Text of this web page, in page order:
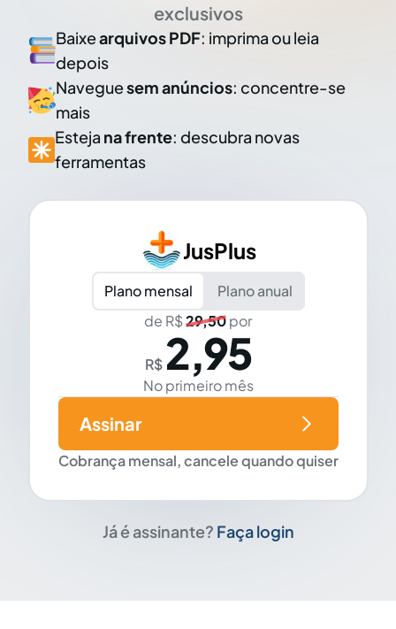
exclusivos
Baixearquivos PDF: imprima ou leia
depois
Naveguesem anúncios: concentre-se
mais
Esteja na frente: descubra novas
ferramentas
JusPlus
Plano mensal
Plano anual
de R$29,50por
R$ 2,95
No primeiro mês
Cobrança mensal, cancele quando quiser
Assinar
Já é assinante? Faça login